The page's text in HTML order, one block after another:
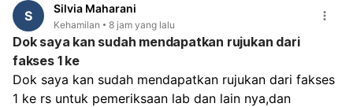
S Silvia Maharani
Kehamilan 8 jam yang lalu
Dok saya kan sudah mendapatkan rujukan dari
fakses 1 ke
Dok saya kan sudah mendapatkan rujukan dari fakses
1 ke rs untuk pemeriksaan lab dan lain nya,dan